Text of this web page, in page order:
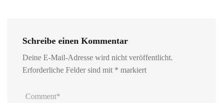
Schreibe einen Kommentar
Deine E-Mail-Adresse wird nicht veröffentlicht.
Erforderliche Felder sind mit * markiert